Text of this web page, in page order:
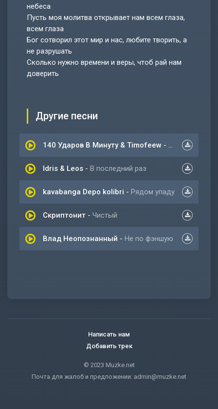
небеса
Пусть моя молитва открывает нам всем глаза,
всем глаза
Бог сотворил этот мир и нас, любите творить, а
не разрушать
Сколько нужно времени и веры, чтоб рай нам
доверить
Другие песни
140 Ударов В Минуту & Timofeew - Пусть В
Idris & Leos - В последний раз
kavabanga Depo kolibri - Рядом упаду
Скриптонит - Чистый
Влад Неопознанный - Не по фэншую
Написать нам
Добавить трек
© 2023 Muzke.net
Почта для жалоб и предложении: admin@muzke.net